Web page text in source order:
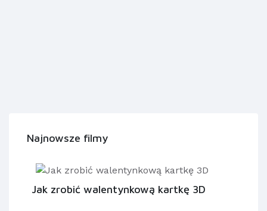
Najnowsze filmy
Jak zrobić walentynkową kartkę 3D